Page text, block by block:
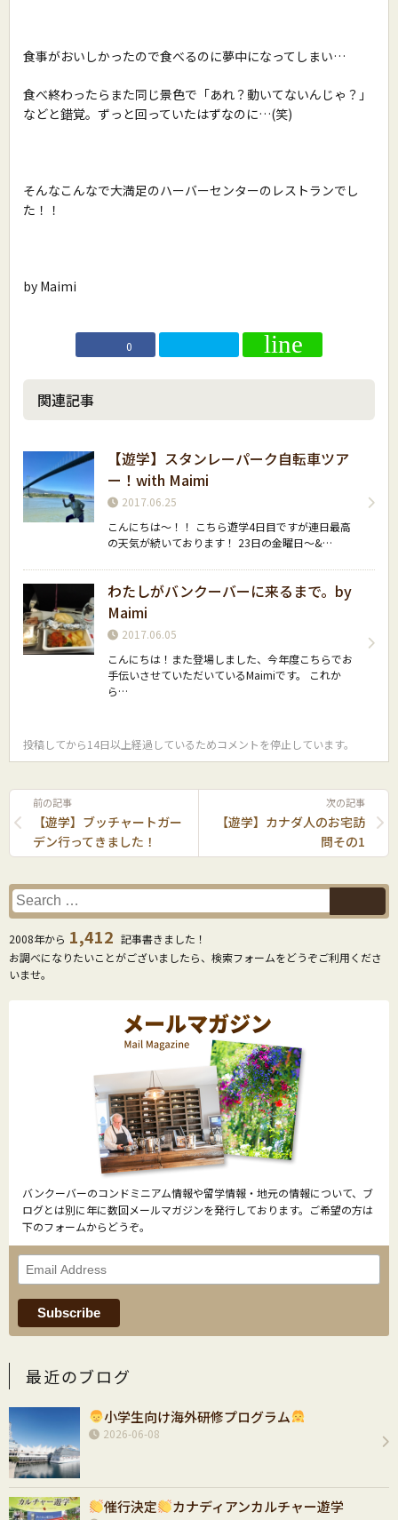
食事がおいしかったので食べるのに夢中になってしまい…
食べ終わったらまた同じ景色で「あれ？動いてないんじゃ？」
などと錯覚。ずっと回っていたはずなのに…(笑)
そんなこんなで大満足のハーバーセンターのレストランでし
た！！
by Maimi
0
関連記事
【遊学】スタンレーパーク自転車ツア
ー！with Maimi
2017.06.25
こんにちは〜！！ こちら遊学4日目ですが連日最高
の天気が続いております！ 23日の金曜日〜&…
わたしがバンクーバーに来るまで。by
Maimi
2017.06.05
こんにちは！また登場しました、今年度こちらでお
手伝いさせていただいているMaimiです。 これか
ら…
投稿してから14日以上経過しているためコメントを停止しています。
前の記事
【遊学】ブッチャートガー
デン行ってきました！
次の記事
【遊学】カナダ人のお宅訪
問その1
2008年から 1,412 記事書きました！
お調べになりたいことがございましたら、検索フォームをどうぞご利用くださ
いませ。
バンクーバーのコンドミニアム情報や留学情報・地元の情報について、ブ
ログとは別に年に数回メールマガジンを発行しております。ご希望の方は
下のフォームからどうぞ。
最近のブログ
小学生向け海外研修プログラム
2026-06-08
催行決定 カナディアンカルチャー遊学